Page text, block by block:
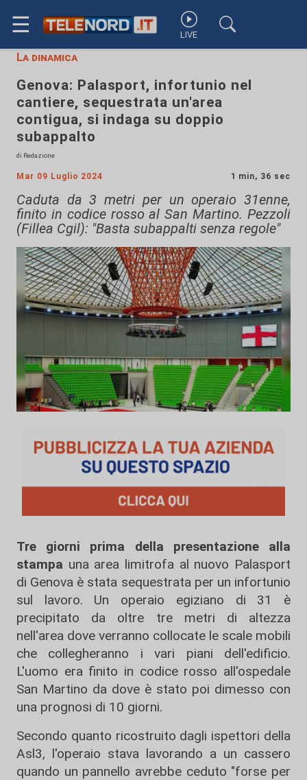
☰ LIVE
La dinamica
Genova: Palasport, infortunio nel
cantiere, sequestrata un'area
contigua, si indaga su doppio
subappalto
di Redazione
Mar 09 Luglio 2024 1 min, 36 sec
Caduta da 3 metri per un operaio 31enne,
finito in codice rosso al San Martino. Pezzoli
(Fillea Cgil): "Basta subappalti senza regole"
Tre giorni prima della presentazione alla
stampa una area limitrofa al nuovo Palasport
di Genova è stata sequestrata per un infortunio
sul lavoro. Un operaio egiziano di 31 è
precipitato da oltre tre metri di altezza
nell'area dove verranno collocate le scale mobili
che collegheranno i vari piani dell'edificio.
L'uomo era finito in codice rosso all'ospedale
San Martino da dove è stato poi dimesso con
una prognosi di 10 giorni.
Secondo quanto ricostruito dagli ispettori della
Asl3, l'operaio stava lavorando a un cassero
quando un pannello avrebbe ceduto "forse per